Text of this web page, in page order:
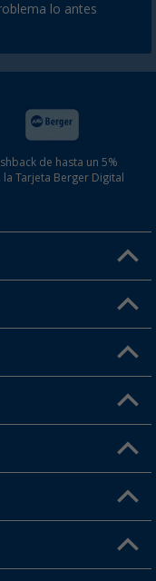
lo antes
de hasta un 5%
la Tarjeta Berger Digital